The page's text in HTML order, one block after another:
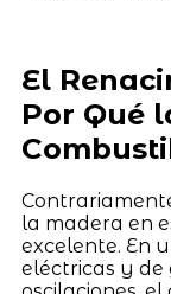
El
Por Qué
la madera en
excelente. En
eléctricas y de